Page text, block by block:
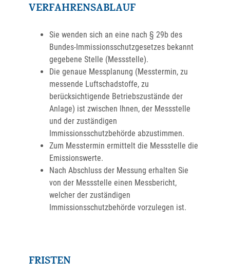
VERFAHRENSABLAUF
Sie wenden sich an eine nach § 29b des
Bundes-Immissionsschutzgesetzes bekannt
gegebene Stelle (Messstelle).
Die genaue Messplanung (Messtermin, zu
messende Luftschadstoffe, zu
berücksichtigende Betriebszustände der
Anlage) ist zwischen Ihnen, der Messstelle
und der zuständigen
Immissionsschutzbehörde abzustimmen.
Zum Messtermin ermittelt die Messstelle die
Emissionswerte.
Nach Abschluss der Messung erhalten Sie
von der Messstelle einen Messbericht,
welcher der zuständigen
Immissionsschutzbehörde vorzulegen ist.
FRISTEN